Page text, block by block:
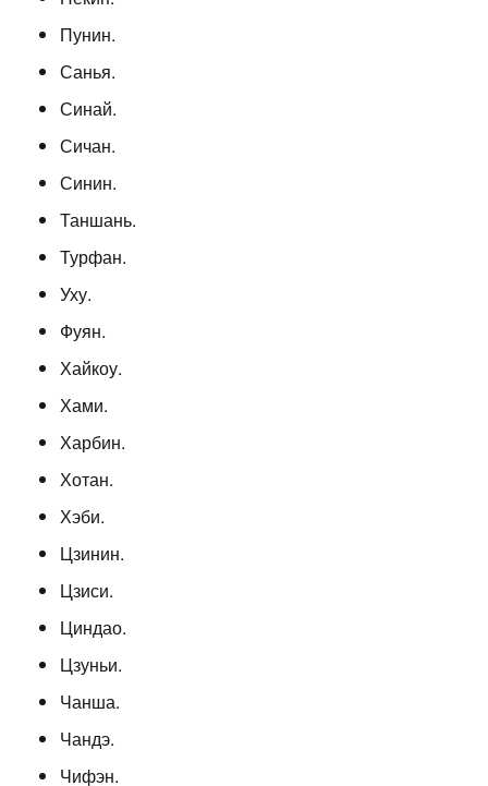
Пунин.
Санья.
Синай.
Сичан.
Синин.
Таншань.
Турфан.
Уху.
Фуян.
Хайкоу.
Хами.
Харбин.
Хотан.
Хэби.
Цзинин.
Цзиси.
Циндао.
Цзуньи.
Чанша.
Чандэ.
Чифэн.